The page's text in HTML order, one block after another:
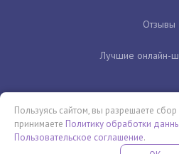
Отзывы
Лучшие онлайн-
Пользуясь сайтом, вы разрешаете
принимаете Политику обработки
Пользовательское соглашение.